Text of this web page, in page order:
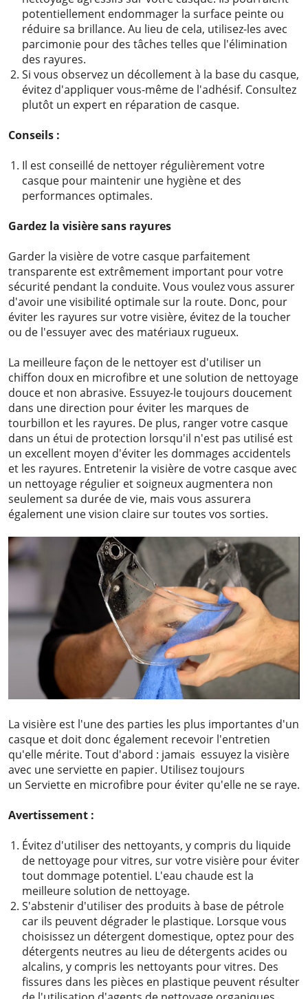
potentiellement endommager la surface peinte ou
réduire sa brillance. Au lieu de cela, utilisez-les avec
parcimonie pour des tâches telles que l'élimination
des rayures.
Si vous observez un décollement à la base du casque,
évitez d'appliquer vous-même de l'adhésif. Consultez
plutôt un expert en réparation de casque.
Conseils :
Il est conseillé de nettoyer régulièrement votre
casque pour maintenir une hygiène et des
performances optimales.
Gardez la visière sans rayures
Garder la visière de votre casque parfaitement
transparente est extrêmement important pour votre
sécurité pendant la conduite. Vous voulez vous assurer
d'avoir une visibilité optimale sur la route. Donc, pour
éviter les rayures sur votre visière, évitez de la toucher
ou de l'essuyer avec des matériaux rugueux.
La meilleure façon de le nettoyer est d'utiliser un
chiffon doux en microfibre et une solution de nettoyage
douce et non abrasive. Essuyez-le toujours doucement
dans une direction pour éviter les marques de
tourbillon et les rayures. De plus, ranger votre casque
dans un étui de protection lorsqu'il n'est pas utilisé est
un excellent moyen d'éviter les dommages accidentels
et les rayures. Entretenir la visière de votre casque avec
un nettoyage régulier et soigneux augmentera non
seulement sa durée de vie, mais vous assurera
également une vision claire sur toutes vos sorties.
La visière est l'une des parties les plus importantes d'un
casque et doit donc également recevoir l'entretien
qu'elle mérite. Tout d'abord : jamais essuyez la visière
avec une serviette en papier. Utilisez toujours
un Serviette en microfibre pour éviter qu'elle ne se raye.
Avertissement :
Évitez d'utiliser des nettoyants, y compris du liquide
de nettoyage pour vitres, sur votre visière pour éviter
tout dommage potentiel. L'eau chaude est la
meilleure solution de nettoyage.
S'abstenir d'utiliser des produits à base de pétrole
car ils peuvent dégrader le plastique. Lorsque vous
choisissez un détergent domestique, optez pour des
détergents neutres au lieu de détergents acides ou
alcalins, y compris les nettoyants pour vitres. Des
fissures dans les pièces en plastique peuvent résulter